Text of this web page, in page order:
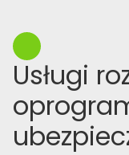
Usługi